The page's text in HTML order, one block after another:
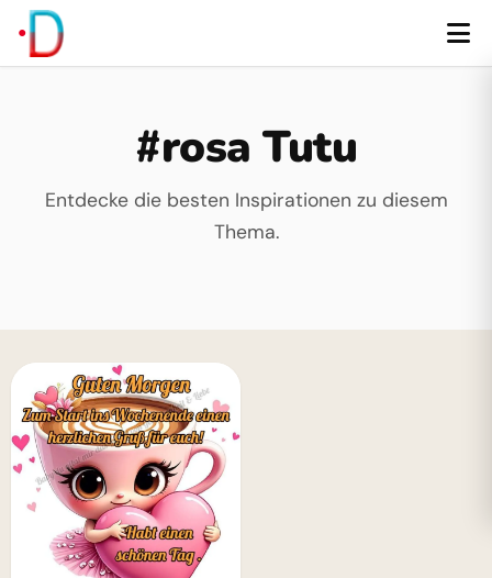
#rosa Tutu
Entdecke die besten Inspirationen zu diesem
Thema.